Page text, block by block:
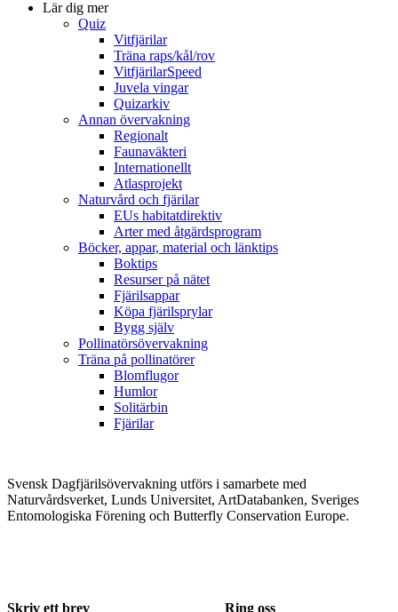
Lär dig mer
Quiz
Vitfjärilar
Träna raps/kål/rov
VitfjärilarSpeed
Juvela vingar
Quizarkiv
Annan övervakning
Regionalt
Faunaväkteri
Internationellt
Atlasprojekt
Naturvård och fjärilar
EUs habitatdirektiv
Arter med åtgärdsprogram
Böcker, appar, material och länktips
Boktips
Resurser på nätet
Fjärilsappar
Köpa fjärilsprylar
Bygg själv
Pollinatörsövervakning
Träna på pollinatörer
Blomflugor
Humlor
Solitärbin
Fjärilar
Svensk Dagfjärilsövervakning utförs i samarbete med
Naturvårdsverket, Lunds Universitet, ArtDatabanken, Sveriges
Entomologiska Förening och Butterfly Conservation Europe.
Skriv ett brev Ring oss